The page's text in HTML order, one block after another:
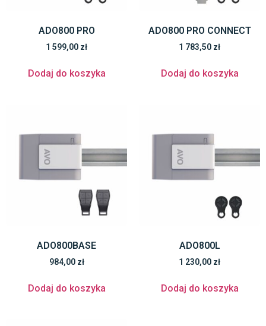
ADO800 PRO
1 599,00 zł
Dodaj do koszyka
ADO800 PRO CONNECT
1 783,50 zł
Dodaj do koszyka
ADO800BASE
984,00 zł
Dodaj do koszyka
ADO800L
1 230,00 zł
Dodaj do koszyka